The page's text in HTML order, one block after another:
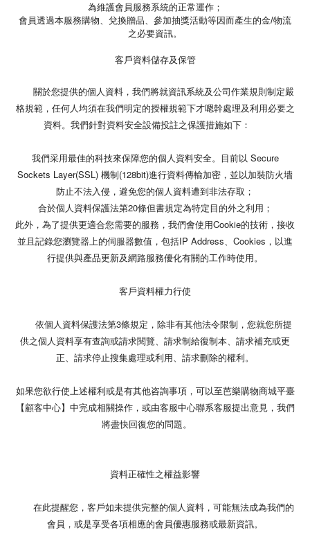
為維護會員服務系統的正常運作；
會員透過本服務購物、兌換贈品、參加抽獎活動等因而產生的金/物流
之必要資訊。
客戶資料儲存及保管
關於您提供的個人資料，我們將就資訊系統及公司作業規則制定嚴
格規範，任何人均須在我們明定的授權規範下才嗯幹處理及利用必要之
資料。我們針對資料安全設備投註之保護措施如下：
我們采用最佳的科技來保障您的個人資料安全。目前以 Secure
Sockets Layer(SSL) 機制(128bit)進行資料傳輸加密，並以加裝防火墻
防止不法入侵，避免您的個人資料遭到非法存取；
合於個人資料保護法第20條但書規定為特定目的外之利用；
此外，為了提供更適合您需要的服務，我們會使用Cookie的技術，接收
並且記錄您瀏覽器上的伺服器數值，包括IP Address、Cookies，以進
行提供與產品更新及網路服務優化有關的工作時使用。
客戶資料權力行使
依個人資料保護法第3條規定，除非有其他法令限制，您就您所提
供之個人資料享有查詢或請求閱覽、請求制給復制本、請求補充或更
正、請求停止搜集處理或利用、請求刪除的權利。
如果您欲行使上述權利或是有其他咨詢事項，可以至芭樂購物商城平臺
【顧客中心】中完成相關操作，或由客服中心聯系客服提出意見，我們
將盡快回復您的問題。
資料正確性之權益影響
在此提醒您，客戶如未提供完整的個人資料，可能無法成為我們的
會員，或是享受各項相應的會員優惠服務或最新資訊。